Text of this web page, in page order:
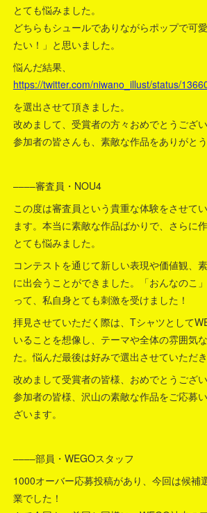
とても悩みました。
どちらもシュールでありながらポップで可
たい！」と思いました。
悩んだ結果、
https://twitter.com/niwano_illust/status/
を選出させて頂きました。
改めまして、受賞者の方々おめでとうござい
参加者の皆さんも、素敵な作品をありがと
––––審査員・NOU4
この度は審査員という貴重な体験をさせて
ます。本当に素敵な作品ばかりで、さらに
とても悩みました。
コンテストを通じて新しい表現や価値観、
に出会うことができました。「おんなのこ
って、私自身とても刺激を受けました！
拝見させていただく際は、Tシャツとして
いることを想像し、テーマや全体の雰囲気
た。悩んだ最後は好みで選出させていただき
改めまして受賞者の皆様、おめでとうござい
参加者の皆様、沢山の素敵な作品をご応募
ざいます。
––––部員・WEGOスタッフ
1000オーバー応募投稿があり、今回は候補
業でした！